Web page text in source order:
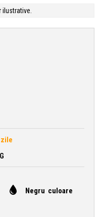
ilustrative.
Negru culoare